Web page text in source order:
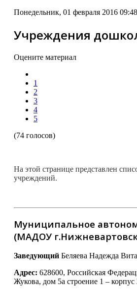
Понедельник, 01 февраля 2016 09:48
Учреждения
Оцените материал
1
2
3
4
5
(74 голосов)
На этой странице представлен
учреждений.
Муниципальное
(МАДОУ
Заведующий Беляева Надежда
Адрес: 628600, Российская
Жукова, дом 5а строение 1 –